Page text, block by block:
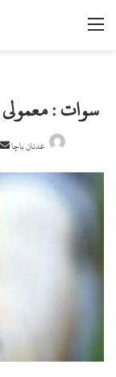
مینو
سوات :
عدنان باچا